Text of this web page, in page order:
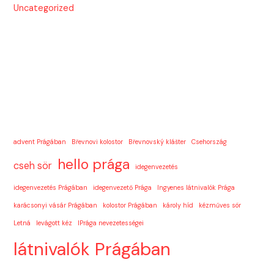
Uncategorized
advent Prágában Břevnovi kolostor Břevnovský klášter Csehország
cseh sör hello prága idegenvezetés
idegenvezetés Prágában idegenvezető Prága Ingyenes látnivalók Prága
karácsonyi vásár Prágában kolostor Prágában károly híd kézműves sör
Letná levágott kéz lPrága nevezetességei
látnivalók Prágában